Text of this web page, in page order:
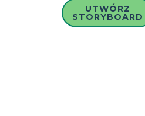
UTWÓRZ
STORYBOARD